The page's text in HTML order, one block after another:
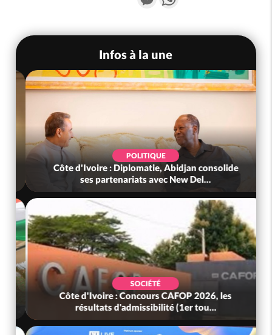
Infos à la une
POLITIQUE
Côte d'Ivoire : Diplomatie, Abidjan consolide
ses partenariats avec New Del...
SOCIÉTÉ
Côte d'Ivoire : Concours CAFOP 2026, les
résultats d'admissibilité (1er tou...